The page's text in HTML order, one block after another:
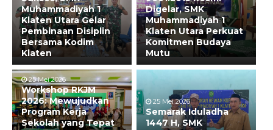
Muhammadiyah 1
Klaten Utara Gelar
Pembinaan Disiplin
Bersama Kodim
Klaten
Digelar, SMK
Muhammadiyah 1
Klaten Utara Perkuat
Komitmen Budaya
Mutu
25 Mei 2026
Workshop RKJM
2026: Mewujudkan
Program Kerja
Sekolah yang Tepat
25 Mei 2026
Semarak Iduladha
1447 H, SMK